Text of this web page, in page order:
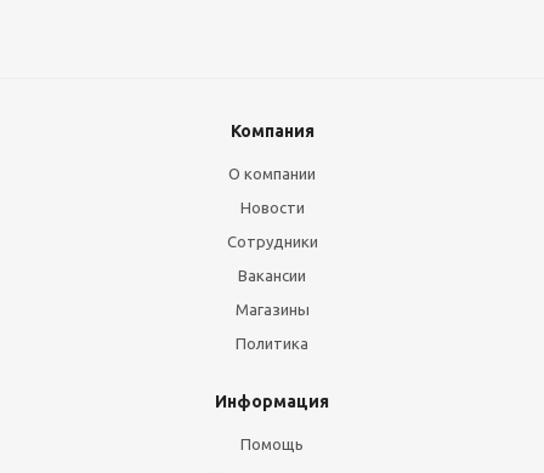
Компания
О компании
Новости
Сотрудники
Вакансии
Магазины
Политика
Информация
Помощь